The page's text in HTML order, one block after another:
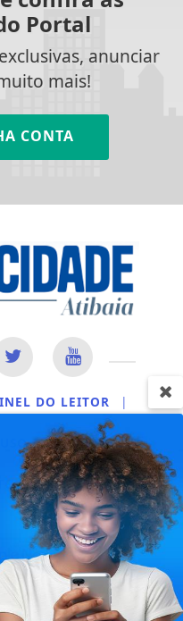
Portal
anunciar
mais!
CONTA
DO LEITOR |
E PRIVACIDADE |